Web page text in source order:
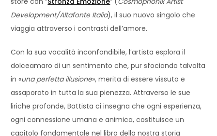
Development/Altafonte Italia), il suo nuovo singolo che
viaggia attraverso i contrasti dell’amore.
Con la sua vocalità inconfondibile, l’artista esplora il
dolceamaro di un sentimento che, pur sfociando talvolta
in «una perfetta illusione», merita di essere vissuto e
assaporato in tutta la sua pienezza. Attraverso le sue
liriche profonde, Battista ci insegna che ogni esperienza,
ogni connessione umana e animica, costituisce un
capitolo fondamentale nel libro della nostra storia